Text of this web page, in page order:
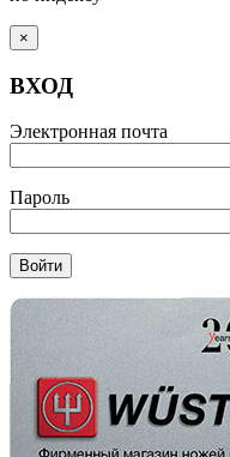
×
ВХОД
Электронная почта
Пароль
Войти